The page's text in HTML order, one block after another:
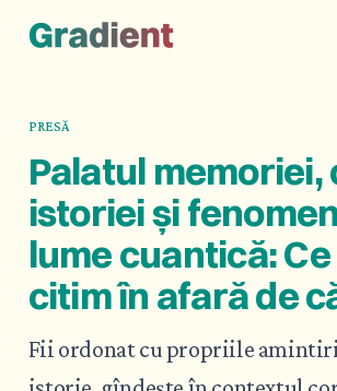
PRESĂ
Palatul memoriei,
istoriei și
lume cuantică:
citim în afară de
Fii ordonat cu propriile